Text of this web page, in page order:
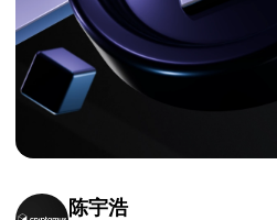
陈宇浩